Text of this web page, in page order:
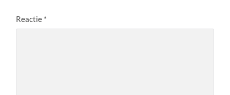
Reactie *